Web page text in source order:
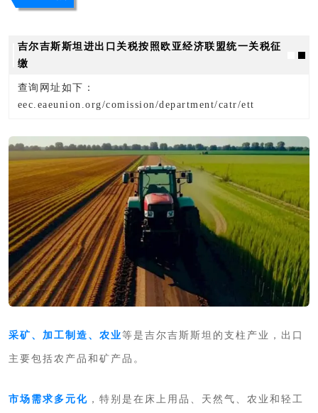
吉尔吉斯斯坦进出口关税按照欧亚经济联盟统一关税征
缴
查询网址如下：
eec.eaeunion.org/comission/department/catr/ett
采矿、加工制造、农业等是吉尔吉斯斯坦的支柱产业，出口
主要包括农产品和矿产品。
市场需求多元化 ，特别是在床上用品、天然气、农业和轻工